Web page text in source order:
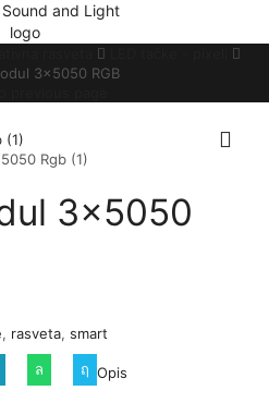
3×5050 RGB
3×5050
, rasveta, smart
Opis